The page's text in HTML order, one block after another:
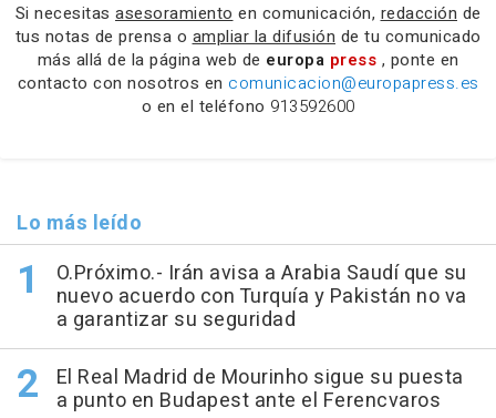
Si necesitas asesoramiento en comunicación, redacción de
tus notas de prensa o ampliar la difusión de tu comunicado
más allá de la página web de europa press , ponte en
contacto con nosotros en comunicacion@europapress.es
o en el teléfono 913592600
Lo más leído
O.Próximo.- Irán avisa a Arabia Saudí que su
nuevo acuerdo con Turquía y Pakistán no va
a garantizar su seguridad
El Real Madrid de Mourinho sigue su puesta
a punto en Budapest ante el Ferencvaros